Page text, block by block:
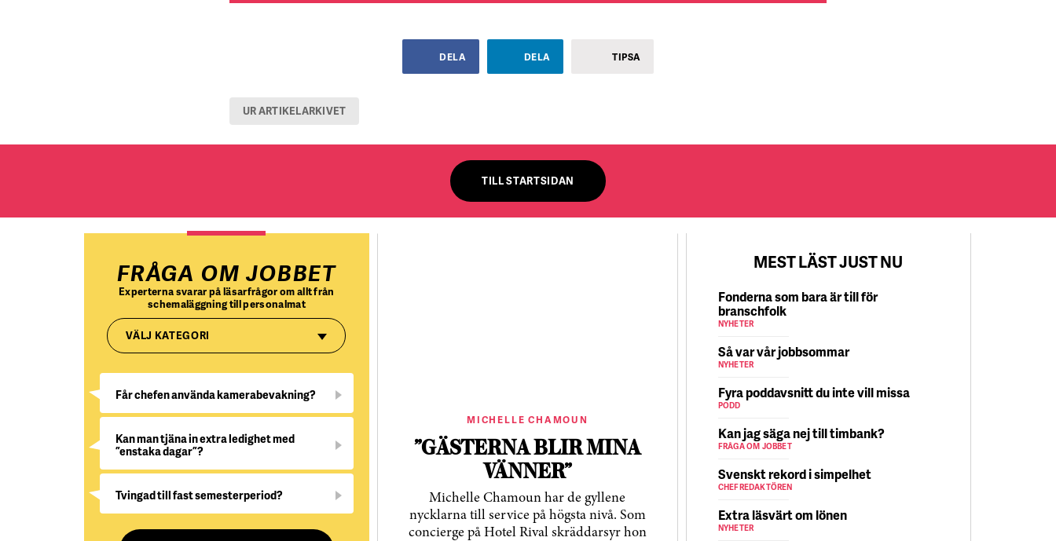
DELA DELA TIPSA
UR ARTIKELARKIVET
TILL STARTSIDAN
FRÅGA OM JOBBET
Experterna svarar på läsarfrågor om allt från
schemaläggning till personalmat
VÄLJ KATEGORI
Får chefen använda kamerabevakning?
Kan man tjäna in extra ledighet med
”enstaka dagar”?
Tvingad till fast semesterperiod?
MICHELLE CHAMOUN
”GÄSTERNA BLIR MINA
VÄNNER”
Michelle Chamoun har de gyllene
nycklarna till service på högsta nivå. Som
concierge på Hotel Rival skräddarsyr hon
MEST LÄST JUST NU
Fonderna som bara är till för
branschfolk
NYHETER
Så var vår jobbsommar
NYHETER
Fyra poddavsnitt du inte vill missa
PODD
Kan jag säga nej till timbank?
FRÅGA OM JOBBET
Svenskt rekord i simpelhet
CHEFREDAKTÖREN
Extra läsvärt om lönen
NYHETER